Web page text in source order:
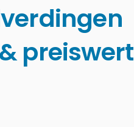
preiswert